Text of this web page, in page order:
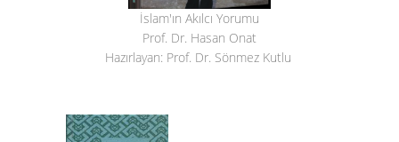
İslam'ın Akılcı Yorumu
Prof. Dr. Hasan Onat
Hazırlayan: Prof. Dr. Sönmez Kutlu